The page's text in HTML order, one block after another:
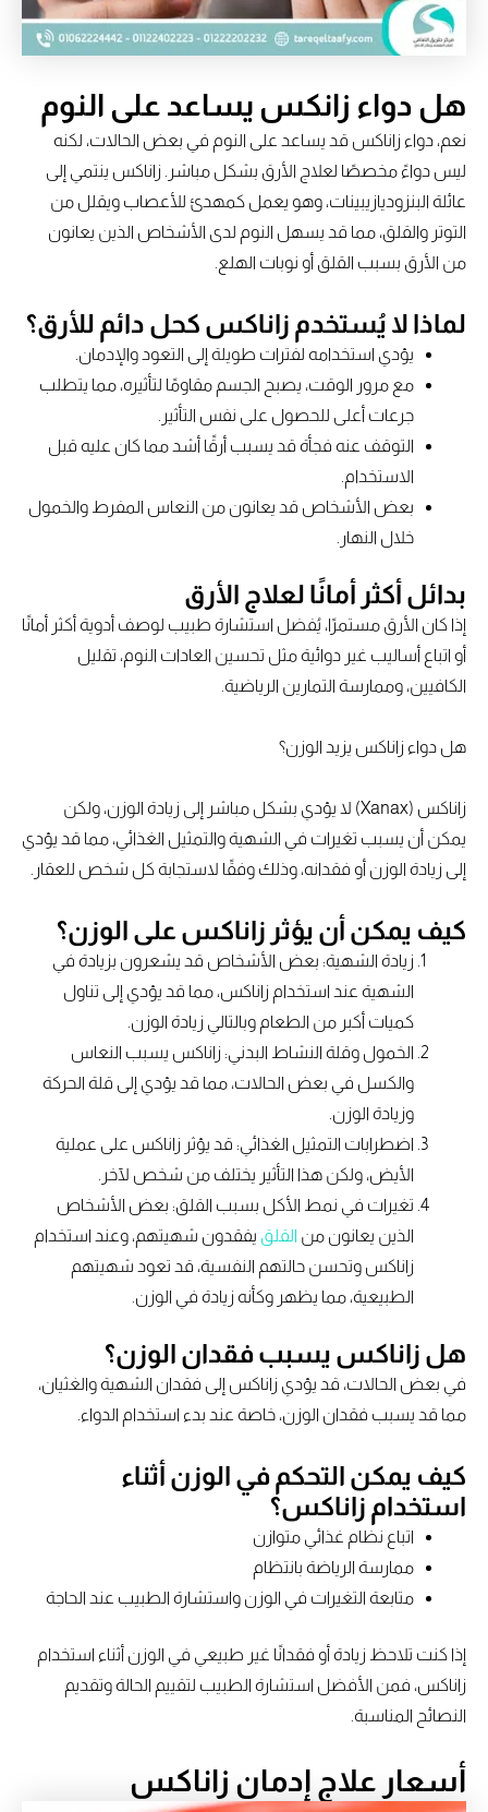
هل دواء زانكس يساعد على النوم
نعم، دواء زاناكس قد يساعد على النوم في بعض الحالات، لكنه
ليس دواءً مخصصًا لعلاج الأرق بشكل مباشر. زاناكس ينتمي إلى
عائلة البنزوديازيبينات، وهو يعمل كمهدئ للأعصاب ويقلل من
التوتر والقلق، مما قد يسهل النوم لدى الأشخاص الذين يعانون
من الأرق بسبب القلق أو نوبات الهلع.
لماذا لا يُستخدم زاناكس كحل دائم للأرق؟
يؤدي استخدامه لفترات طويلة إلى التعود والإدمان.
مع مرور الوقت، يصبح الجسم مقاومًا لتأثيره، مما يتطلب
جرعات أعلى للحصول على نفس التأثير.
التوقف عنه فجأة قد يسبب أرقًا أشد مما كان عليه قبل
الاستخدام.
بعض الأشخاص قد يعانون من النعاس المفرط والخمول
خلال النهار.
بدائل أكثر أمانًا لعلاج الأرق
إذا كان الأرق مستمرًا، يُفضل استشارة طبيب لوصف أدوية أكثر أمانًا
أو اتباع أساليب غير دوائية مثل تحسين العادات النوم، تقليل
الكافيين، وممارسة التمارين الرياضية.
هل دواء زاناكس يزيد الوزن؟
زاناكس (Xanax) لا يؤدي بشكل مباشر إلى زيادة الوزن، ولكن
يمكن أن يسبب تغيرات في الشهية والتمثيل الغذائي، مما قد يؤدي
إلى زيادة الوزن أو فقدانه، وذلك وفقًا لاستجابة كل شخص للعقار.
كيف يمكن أن يؤثر زاناكس على الوزن؟
زيادة الشهية: بعض الأشخاص قد يشعرون بزيادة في
الشهية عند استخدام زاناكس، مما قد يؤدي إلى تناول
كميات أكبر من الطعام وبالتالي زيادة الوزن.
الخمول وقلة النشاط البدني: زاناكس يسبب النعاس
والكسل في بعض الحالات، مما قد يؤدي إلى قلة الحركة
وزيادة الوزن.
اضطرابات التمثيل الغذائي: قد يؤثر زاناكس على عملية
الأيض، ولكن هذا التأثير يختلف من شخص لآخر.
تغيرات في نمط الأكل بسبب القلق: بعض الأشخاص
الذين يعانون منالقلقيفقدون شهيتهم، وعند استخدام
زاناكس وتحسن حالتهم النفسية، قد تعود شهيتهم
الطبيعية، مما يظهر وكأنه زيادة في الوزن.
هل زاناكس يسبب فقدان الوزن؟
في بعض الحالات، قد يؤدي زاناكس إلى فقدان الشهية والغثيان،
مما قد يسبب فقدان الوزن، خاصة عند بدء استخدام الدواء.
كيف يمكن التحكم في الوزن أثناء
استخدام زاناكس؟
اتباع نظام غذائي متوازن
ممارسة الرياضة بانتظام
متابعة التغيرات في الوزن واستشارة الطبيب عند الحاجة
إذا كنت تلاحظ زيادة أو فقدانًا غير طبيعي في الوزن أثناء استخدام
زاناكس، فمن الأفضل استشارة الطبيب لتقييم الحالة وتقديم
النصائح المناسبة.
أسعار علاج إدمان زاناكس